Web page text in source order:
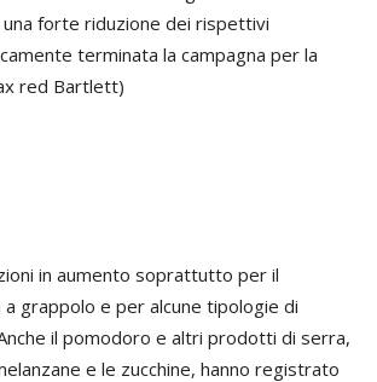
una forte riduzione dei rispettivi
terminata la campagna per la
red Bartlett)
in aumento soprattutto per il
grappolo e per alcune tipologie di
il pomodoro e altri prodotti di serra,
e le zucchine, hanno registrato